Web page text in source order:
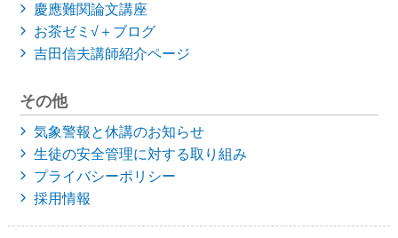
慶應難関論文講座
お茶ゼミ√＋ブログ
吉田信夫講師紹介ページ
その他
気象警報と休講のお知らせ
生徒の安全管理に対する取り組み
プライバシーポリシー
採用情報